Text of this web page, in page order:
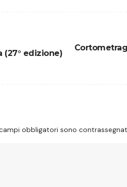
(27° edizione)
obbligatori sono